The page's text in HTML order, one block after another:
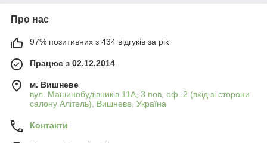
Про нас
97% позитивних з 434 відгуків за рік
Працює з 02.12.2014
м. Вишневе
вул. Машинобудівників 11А, 3 пов, оф. 2 (вхід зі сторони
салону Алітель), Вишневе, Україна
Контакти